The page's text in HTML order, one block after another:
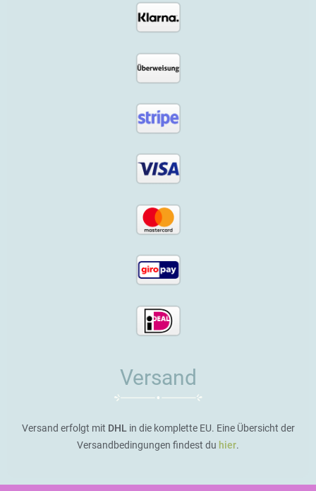
Versand
Versand erfolgt mit DHL in die komplette EU. Eine Übersicht der
Versandbedingungen findest du hier.